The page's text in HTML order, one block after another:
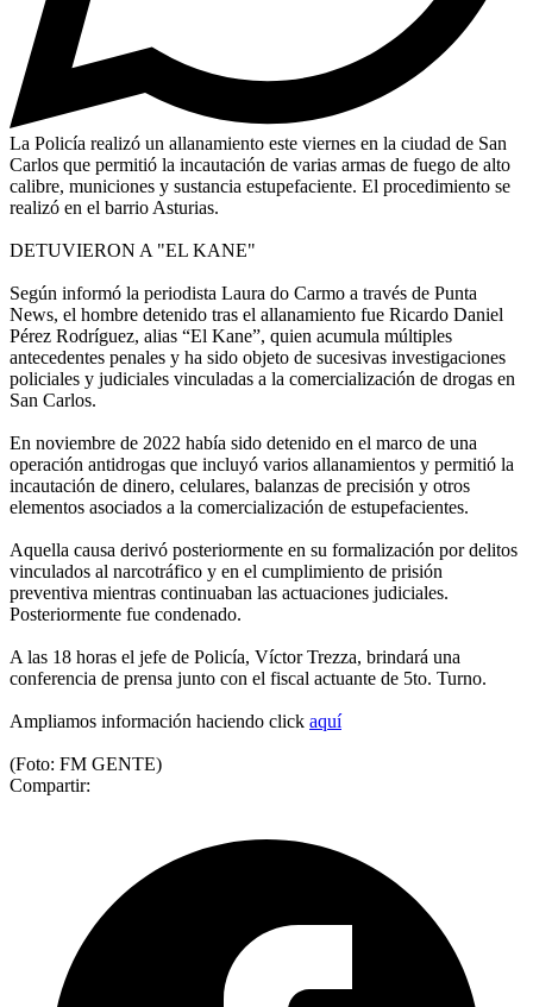
La Policía realizó un allanamiento este viernes en la ciudad de San
Carlos que permitió la incautación de varias armas de fuego de alto
calibre, municiones y sustancia estupefaciente. El procedimiento se
realizó en el barrio Asturias.
DETUVIERON A "EL KANE"
Según informó la periodista Laura do Carmo a través de Punta
News, el hombre detenido tras el allanamiento fue Ricardo Daniel
Pérez Rodríguez, alias “El Kane”, quien acumula múltiples
antecedentes penales y ha sido objeto de sucesivas investigaciones
policiales y judiciales vinculadas a la comercialización de drogas en
San Carlos.
En noviembre de 2022 había sido detenido en el marco de una
operación antidrogas que incluyó varios allanamientos y permitió la
incautación de dinero, celulares, balanzas de precisión y otros
elementos asociados a la comercialización de estupefacientes.
Aquella causa derivó posteriormente en su formalización por delitos
vinculados al narcotráfico y en el cumplimiento de prisión
preventiva mientras continuaban las actuaciones judiciales.
Posteriormente fue condenado.
A las 18 horas el jefe de Policía, Víctor Trezza, brindará una
conferencia de prensa junto con el fiscal actuante de 5to. Turno.
Ampliamos información haciendo click aquí
(Foto: FM GENTE)
Compartir: